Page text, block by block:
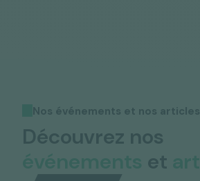
Nos événements et nos articles
Découvrez nos
et